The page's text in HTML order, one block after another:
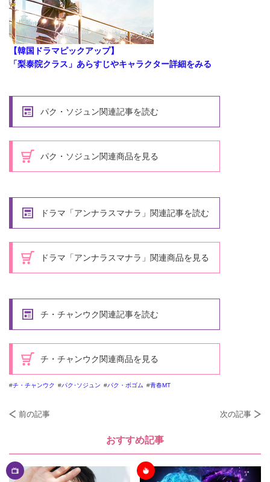
【韓国ドラマピックアップ】
「梨泰院クラス」あらすじやキャラクター詳細をみる
パク・ソジュン関連記事を読む
パク・ソジュン関連商品を見る
ドラマ「アンナラスマナラ」関連記事を読む
ドラマ「アンナラスマナラ」関連商品を見る
チ・チャンウク関連記事を読む
チ・チャンウク関連商品を見る
チ・チャンウク パク･ソジュン パク・ボゴム 青春MT
前の記事 次の記事
おすすめ記事